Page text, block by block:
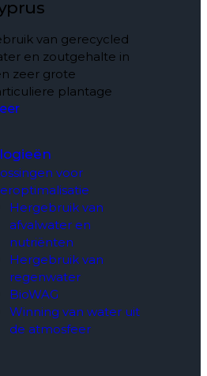
van gerecycled
en zoutgehalte in
zeer grote
plantage
voor
Hergebruik van
afvalwater en
nutriënten
Hergebruik van
regenwater
BioWAG
Winning van water uit
de atmosfeer